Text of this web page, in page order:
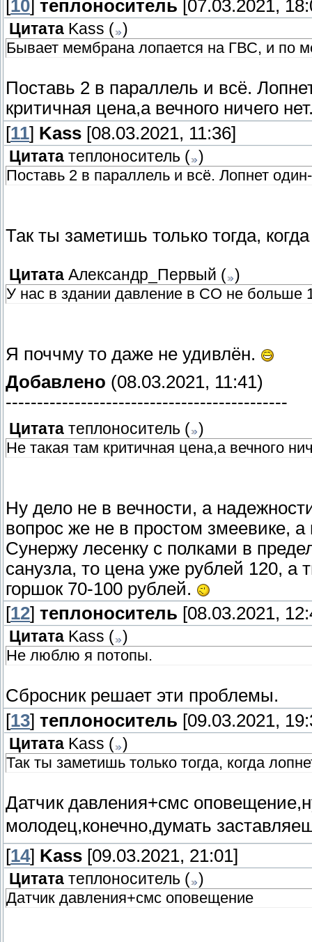
10 теплоноситель [07.03.2021,
Цитата Kass ( )
Бывает мембрана лопается на ГВС, и по
Поставь 2 в параллель и всё.
критичная цена,а вечного ничего
[11] Kass [08.03.2021, 11:36]
Цитата теплоноситель ( )
Поставь 2 в параллель и всё. Лопнет
Так ты заметишь только тогда,
Цитата Александр_Первый ( )
У нас в здании давление в СО не больше
Я поччму то даже не удивлён.
Добавлено (08.03.2021, 11:41)
---------------------------------------------
Цитата теплоноситель ( )
Не такая там критичная цена,а вечного
Ну дело не в вечности, а
вопрос же не в простом змеевике,
Сунержу лесенку с полками в
санузла, то цена уже рублей 120, а
горшок 70-100 рублей.
[12] теплоноситель [08.03.2021,
Цитата Kass ( )
Не люблю я потопы.
Сбросник решает эти проблемы.
[13] теплоноситель [09.03.2021,
Цитата Kass ( )
Так ты заметишь только тогда, когда
Датчик давления+смс
молодец,конечно,думать
[14] Kass [09.03.2021, 21:01]
Цитата теплоноситель ( )
Датчик давления+смс оповещение